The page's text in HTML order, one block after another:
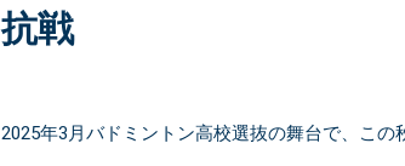
抗戦
2025年3月バドミントン高校選抜の舞台で、この